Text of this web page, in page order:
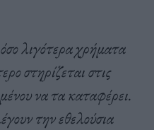
λιγότερα χρήματα
στηρίζεται στις
να τα καταφέρει.
την εθελούσια